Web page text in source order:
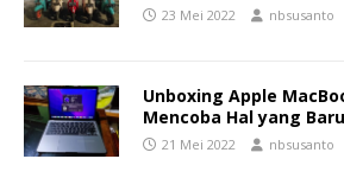
23 Mei 2022 nbsusanto
Unboxing Apple
Mencoba Hal yang Baru
21 Mei 2022 nbsusanto